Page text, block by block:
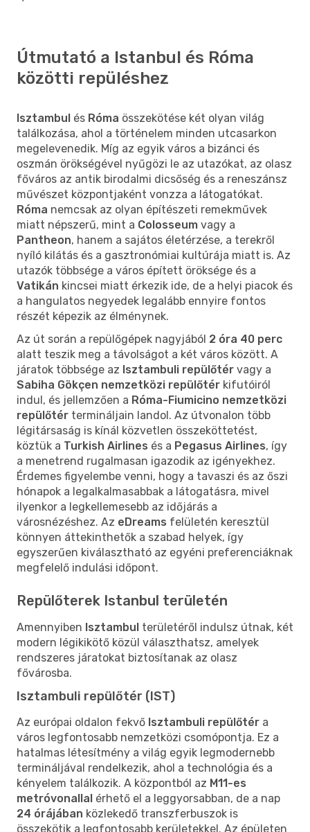
Útmutató a Istanbul és Róma
közötti repüléshez
Isztambul és Róma összekötése két olyan világ
találkozása, ahol a történelem minden utcasarkon
megelevenedik. Míg az egyik város a bizánci és
oszmán örökségével nyűgözi le az utazókat, az olasz
főváros az antik birodalmi dicsőség és a reneszánsz
művészet központjaként vonzza a látogatókat.
Róma nemcsak az olyan építészeti remekművek
miatt népszerű, mint a Colosseum vagy a
Pantheon, hanem a sajátos életérzése, a terekről
nyíló kilátás és a gasztronómiai kultúrája miatt is. Az
utazók többsége a város épített öröksége és a
Vatikán kincsei miatt érkezik ide, de a helyi piacok és
a hangulatos negyedek legalább ennyire fontos
részét képezik az élménynek.
Az út során a repülőgépek nagyjából 2 óra 40 perc
alatt teszik meg a távolságot a két város között. A
járatok többsége az Isztambuli repülőtér vagy a
Sabiha Gökçen nemzetközi repülőtér kifutóiról
indul, és jellemzően a Róma-Fiumicino nemzetközi
repülőtér termináljain landol. Az útvonalon több
légitársaság is kínál közvetlen összeköttetést,
köztük a Turkish Airlines és a Pegasus Airlines, így
a menetrend rugalmasan igazodik az igényekhez.
Érdemes figyelembe venni, hogy a tavaszi és az őszi
hónapok a legalkalmasabbak a látogatásra, mivel
ilyenkor a legkellemesebb az időjárás a
városnézéshez. Az eDreams felületén keresztül
könnyen áttekinthetők a szabad helyek, így
egyszerűen kiválasztható az egyéni preferenciáknak
megfelelő indulási időpont.
Repülőterek Istanbul területén
Amennyiben Isztambul területéről indulsz útnak, két
modern légikikötő közül választhatsz, amelyek
rendszeres járatokat biztosítanak az olasz
fővárosba.
Isztambuli repülőtér (IST)
Az európai oldalon fekvő Isztambuli repülőtér a
város legfontosabb nemzetközi csomópontja. Ez a
hatalmas létesítmény a világ egyik legmodernebb
termináljával rendelkezik, ahol a technológia és a
kényelem találkozik. A központból az M11-es
metróvonallal érhető el a leggyorsabban, de a nap
24 órájában közlekedő transzferbuszok is
összekötik a legfontosabb kerületekkel. Az épületen